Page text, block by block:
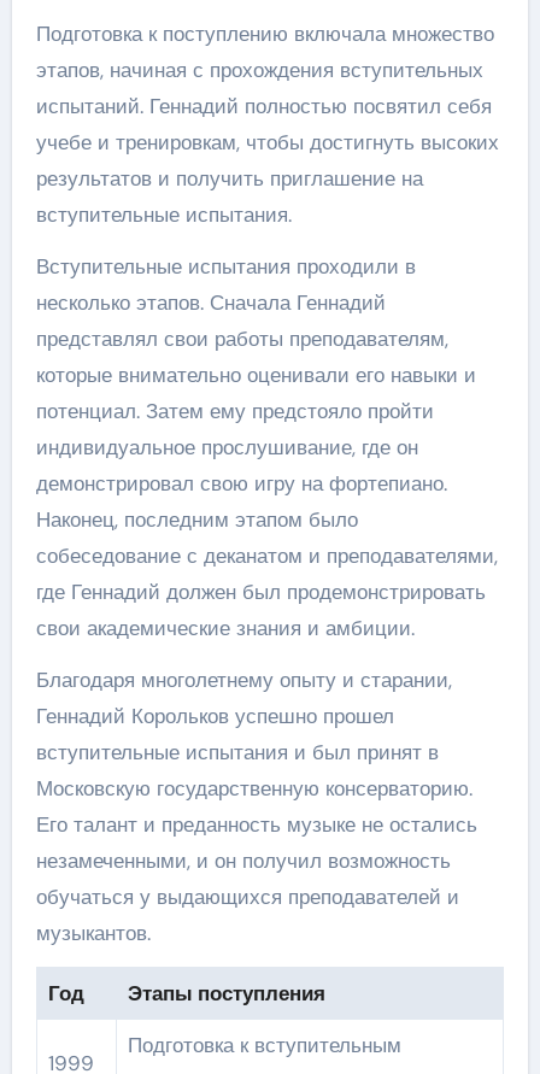
Подготовка к поступлению включала множество
этапов, начиная с прохождения вступительных
испытаний. Геннадий полностью посвятил себя
учебе и тренировкам, чтобы достигнуть высоких
результатов и получить приглашение на
вступительные испытания.
Вступительные испытания проходили в
несколько этапов. Сначала Геннадий
представлял свои работы преподавателям,
которые внимательно оценивали его навыки и
потенциал. Затем ему предстояло пройти
индивидуальное прослушивание, где он
демонстрировал свою игру на фортепиано.
Наконец, последним этапом было
собеседование с деканатом и преподавателями,
где Геннадий должен был продемонстрировать
свои академические знания и амбиции.
Благодаря многолетнему опыту и старании,
Геннадий Корольков успешно прошел
вступительные испытания и был принят в
Московскую государственную консерваторию.
Его талант и преданность музыке не остались
незамеченными, и он получил возможность
обучаться у выдающихся преподавателей и
музыкантов.
Год Этапы поступления
1999
Подготовка к вступительным